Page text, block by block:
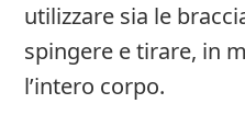
utilizzare sia le
spingere e tirare, in
l’intero corpo.